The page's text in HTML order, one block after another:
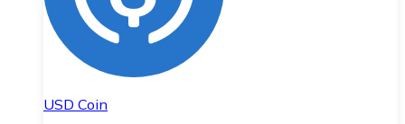
USD Coin